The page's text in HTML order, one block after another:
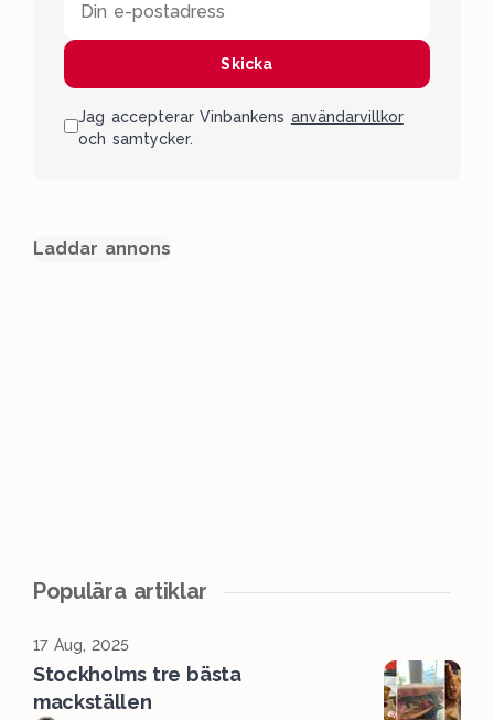
Din e-postadress
Skicka
Jag accepterar Vinbankens användarvillkor
och samtycker.
Laddar annons
Populära artiklar
17 Aug, 2025
Stockholms tre bästa
mackställen